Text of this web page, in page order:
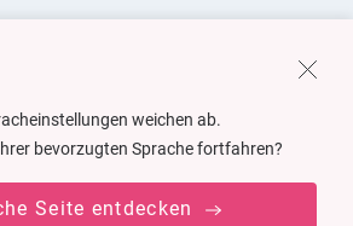
weichen ab.
bevorzugten Sprache fortfahren?
Seite entdecken